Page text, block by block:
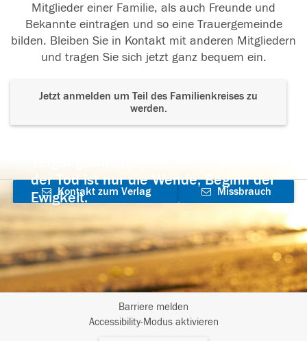
Mitglieder einer Familie, als auch Freunde und
Bekannte eintragen und so eine Trauergemeinde
bilden. Bleiben Sie in Kontakt mit anderen Mitgliedern
und tragen Sie sich jetzt ganz bequem ein.
Jetzt anmelden um Teil des Familienkreises zu
werden.
der Tod ist nur die Wende, Beginn der
Ewigkeit.
Kontakt zum Verlag
aufnehmen
Missbrauch
Barriere melden
Accessibility-Modus aktivieren